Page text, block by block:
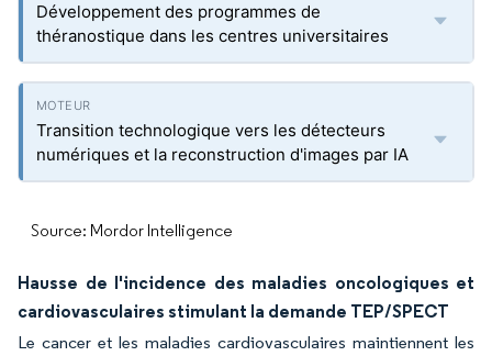
Développement des programmes de
théranostique dans les centres universitaires
Transition technologique vers les détecteurs
numériques et la reconstruction d'images par IA
Source: Mordor Intelligence
Hausse de l'incidence des maladies oncologiques et
cardiovasculaires stimulant la demande TEP/SPECT
Le cancer et les maladies cardiovasculaires maintiennent les